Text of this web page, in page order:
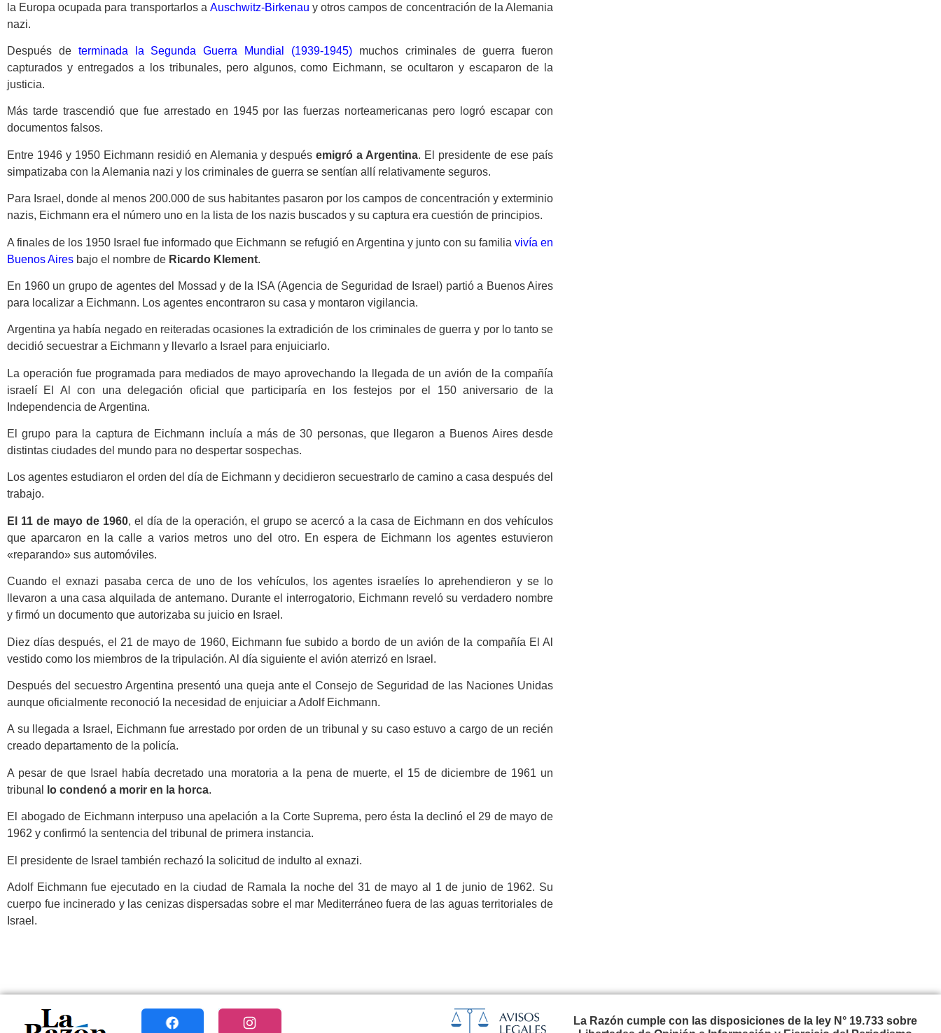
la Europa ocupada para transportarlos a Auschwitz-Birkenau y otros campos de concentración de la Alemania
nazi.
Después de terminada la Segunda Guerra Mundial (1939-1945)muchos criminales de guerra fueron
capturados y entregados a los tribunales, pero algunos, como Eichmann, se ocultaron y escaparon de la
justicia.
Más tarde trascendió que fue arrestado en 1945 por las fuerzas norteamericanas pero logró escapar con
documentos falsos.
Entre 1946 y 1950 Eichmann residió en Alemania y despuésemigró a Argentina. El presidente de ese país
simpatizaba con la Alemania nazi y los criminales de guerra se sentían allí relativamente seguros.
Para Israel, donde al menos 200.000 de sus habitantes pasaron por los campos de concentración y exterminio
nazis, Eichmann era el número uno en la lista de los nazis buscados y su captura era cuestión de principios.
A finales de los 1950 Israel fue informado que Eichmann se refugió en Argentina y junto con su familia vivía en
Buenos Aires bajo el nombre de Ricardo Klement.
En 1960 un grupo de agentes del Mossad y de la ISA (Agencia de Seguridad de Israel) partió a Buenos Aires
para localizar a Eichmann. Los agentes encontraron su casa y montaron vigilancia.
Argentina ya había negado en reiteradas ocasiones la extradición de los criminales de guerra y por lo tanto se
decidió secuestrar a Eichmann y llevarlo a Israel para enjuiciarlo.
La operación fue programada para mediados de mayo aprovechando la llegada de un avión de la compañía
israelí El Al con una delegación oficial que participaría en los festejos por el 150 aniversario de la
Independencia de Argentina.
El grupo para la captura de Eichmann incluía a más de 30 personas, que llegaron a Buenos Aires desde
distintas ciudades del mundo para no despertar sospechas.
Los agentes estudiaron el orden del día de Eichmann y decidieron secuestrarlo de camino a casa después del
trabajo.
El 11 de mayo de 1960, el día de la operación, el grupo se acercó a la casa de Eichmann en dos vehículos
que aparcaron en la calle a varios metros uno del otro. En espera de Eichmann los agentes estuvieron
«reparando» sus automóviles.
Cuando el exnazi pasaba cerca de uno de los vehículos, los agentes israelíes lo aprehendieron y se lo
llevaron a una casa alquilada de antemano. Durante el interrogatorio, Eichmann reveló su verdadero nombre
y firmó un documento que autorizaba su juicio en Israel.
Diez días después, el 21 de mayo de 1960, Eichmann fue subido a bordo de un avión de la compañía El Al
vestido como los miembros de la tripulación. Al día siguiente el avión aterrizó en Israel.
Después del secuestro Argentina presentó una queja ante el Consejo de Seguridad de las Naciones Unidas
aunque oficialmente reconoció la necesidad de enjuiciar a Adolf Eichmann.
A su llegada a Israel, Eichmann fue arrestado por orden de un tribunal y su caso estuvo a cargo de un recién
creado departamento de la policía.
A pesar de que Israel había decretado una moratoria a la pena de muerte, el 15 de diciembre de 1961 un
tribunal
lo condenó a morir en la horca.
El abogado de Eichmann interpuso una apelación a la Corte Suprema, pero ésta la declinó el 29 de mayo de
1962 y confirmó la sentencia del tribunal de primera instancia.
El presidente de Israel también rechazó la solicitud de indulto al exnazi.
Adolf Eichmann fue ejecutado en la ciudad de Ramala la noche del 31 de mayo al 1 de junio de 1962. Su
cuerpo fue incinerado y las cenizas dispersadas sobre el mar Mediterráneo fuera de las aguas territoriales de
Israel.
La Razón cumple con las disposiciones de la ley N° 19.733 sobre